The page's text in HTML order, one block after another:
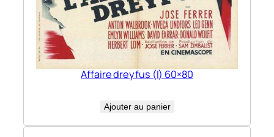
Affaire dreyfus (l) 60×80
Ajouter au panier